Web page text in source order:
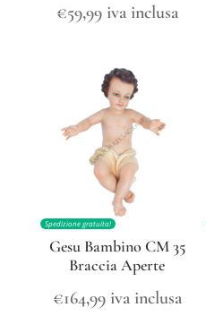
€59,99 iva inclusa
Spedizione gratuita!
Gesu Bambino CM 35
Braccia Aperte
€164,99 iva inclusa